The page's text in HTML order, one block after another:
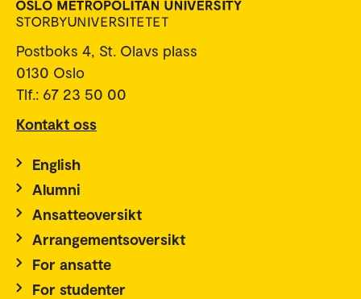
Postboks 4, St. Olavs plass
0130 Oslo
Tlf.: 67 23 50 00
Kontakt oss
English
Alumni
Ansatteoversikt
Arrangementsoversikt
For ansatte
For studenter